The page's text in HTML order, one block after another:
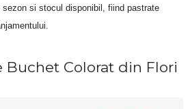
si stocul disponibil, fiind pastrate
Buchet Colorat din Flori